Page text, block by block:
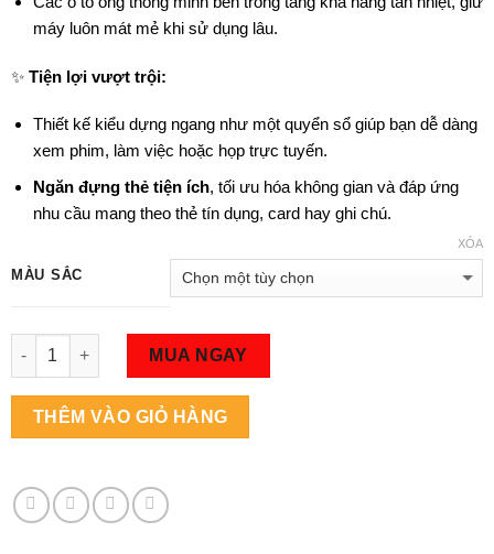
máy luôn mát mẻ khi sử dụng lâu.
✨ Tiện lợi vượt trội:
Thiết kế kiểu dựng ngang như một quyển sổ giúp bạn dễ dàng
xem phim, làm việc hoặc họp trực tuyến.
Ngăn đựng thẻ tiện ích, tối ưu hóa không gian và đáp ứng
nhu cầu mang theo thẻ tín dụng, card hay ghi chú.
MÀU SẮC
XÓA
Số lượng
MUA NGAY
THÊM VÀO GIỎ HÀNG